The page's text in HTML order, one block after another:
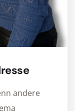
andere